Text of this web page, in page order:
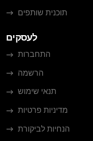
תוכנית שותפים
לעסקים
התחברות
הרשמה
תנאי שימוש
מדיניות פרטיות
הנחיות לביקורת